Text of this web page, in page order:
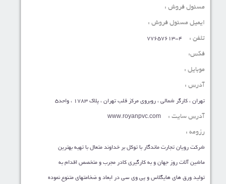
مسئول فروش :
ایمیل مسئول فروش :
تلفن : 77657613-4
فکس:
موبایل :
آدرس :
تهران ، کارگر شمالی ، روبروی مرکز قلب تهران ، پلاک 1783 ، واحد5
آدرس سایت : www.royanpvc.com
رزومه :
شرکت رویان تجارت ماندگار با توکل بر خداوند متعال با تهیه بهترین
ماشین آلات روز جهان و به کارگیری کادر مجرب و متخصص اقدام به
تولید ورق های هایگلاس و پی وی سی در ابعاد و ضخامتهای متنوع نموده